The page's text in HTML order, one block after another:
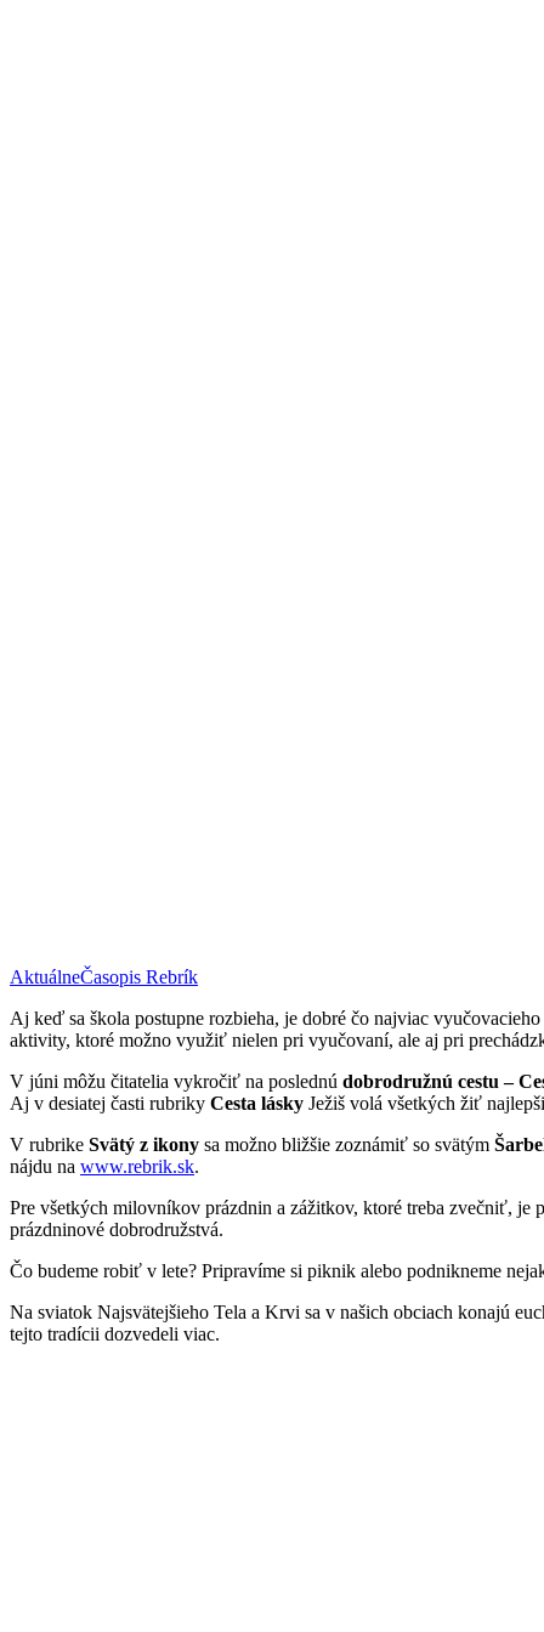
AktuálneČasopis Rebrík
Aj keď sa škola postupne rozbieha, je dobré čo najviac
aktivity, ktoré možno využiť nielen pri vyučovaní, ale aj pri
V júni môžu čitatelia vykročiť na poslednú dobrodružnú cestu –
Aj v desiatej časti rubriky Cesta lásky Ježiš volá všetkých žiť
V rubrike Svätý z ikony sa možno bližšie zoznámiť so svätým
nájdu na www.rebrik.sk.
Pre všetkých milovníkov prázdnin a zážitkov, ktoré treba zvečniť, je
prázdninové dobrodružstvá.
Čo budeme robiť v lete? Pripravíme si piknik alebo podnikneme
Na sviatok Najsvätejšieho Tela a Krvi sa v našich obciach konajú
tejto tradícii dozvedeli viac.